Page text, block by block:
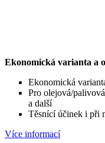
Ekonomická varianta a
Ekonomická
Pro olejová/
a další
Těsnící účinek i při
Více informací